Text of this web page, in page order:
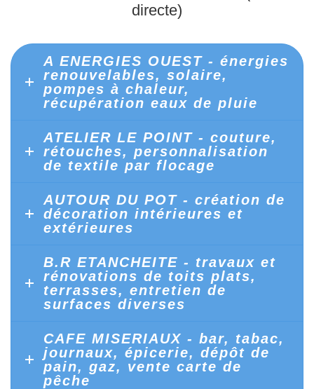
directe)
A ENERGIES OUEST - énergies
renouvelables, solaire,
pompes à chaleur,
récupération eaux de pluie
ATELIER LE POINT - couture,
rétouches, personnalisation
de textile par flocage
AUTOUR DU POT - création de
décoration intérieures et
extérieures
B.R ETANCHEITE - travaux et
rénovations de toits plats,
terrasses, entretien de
surfaces diverses
CAFE MISERIAUX - bar, tabac,
journaux, épicerie, dépôt de
pain, gaz, vente carte de
pêche